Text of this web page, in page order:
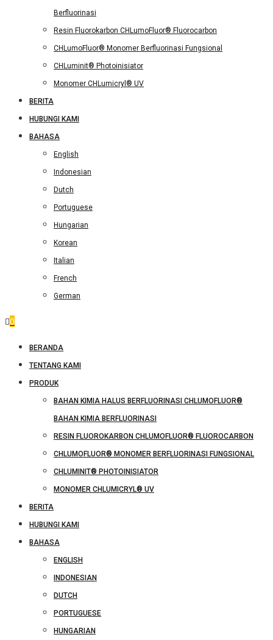
Berfluorinasi
Resin Fluorokarbon CHLumoFluor® Fluorocarbon
CHLumoFluor® Monomer Berfluorinasi Fungsional
CHLuminit® Photoinisiator
Monomer CHLumicryl® UV
BERITA
HUBUNGI KAMI
BAHASA
English
Indonesian
Dutch
Portuguese
Hungarian
Korean
Italian
French
German
0
BERANDA
TENTANG KAMI
PRODUK
BAHAN KIMIA HALUS BERFLUORINASI CHLUMOFLUOR®
BAHAN KIMIA BERFLUORINASI
RESIN FLUOROKARBON CHLUMOFLUOR® FLUOROCARBON
CHLUMOFLUOR® MONOMER BERFLUORINASI FUNGSIONAL
CHLUMINIT® PHOTOINISIATOR
MONOMER CHLUMICRYL® UV
BERITA
HUBUNGI KAMI
BAHASA
ENGLISH
INDONESIAN
DUTCH
PORTUGUESE
HUNGARIAN